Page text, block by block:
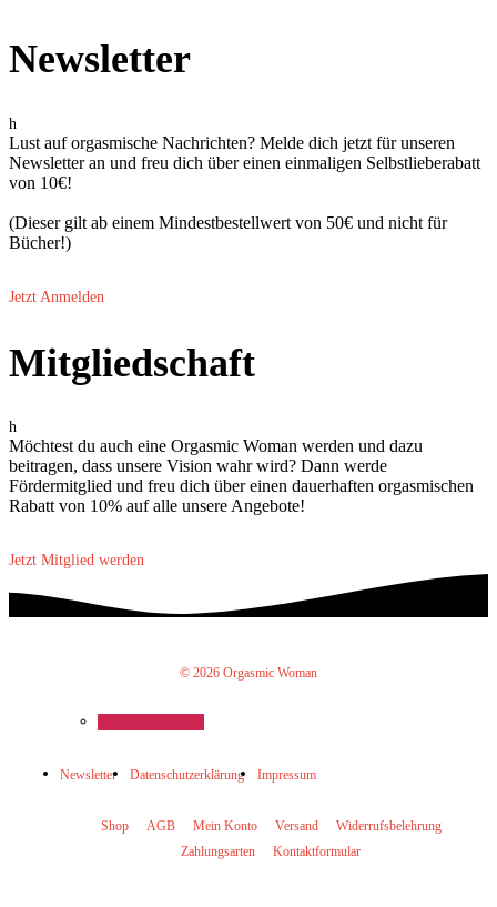
Newsletter
h
Lust auf orgasmische Nachrichten? Melde dich jetzt für unseren
Newsletter an und freu dich über einen einmaligen Selbstlieberabatt
von 10€!
(Dieser gilt ab einem Mindestbestellwert von 50€ und nicht für
Bücher!)
Jetzt Anmelden
Mitgliedschaft
h
Möchtest du auch eine Orgasmic Woman werden und dazu
beitragen, dass unsere Vision wahr wird? Dann werde
Fördermitglied und freu dich über einen dauerhaften orgasmischen
Rabatt von 10% auf alle unsere Angebote!
Jetzt Mitglied werden
© 2026 Orgasmic Woman
Newsletter Datenschutzerklärung Impressum
Shop AGB Mein Konto Versand
Widerrufsbelehrung
Zahlungsarten
Kontaktformular